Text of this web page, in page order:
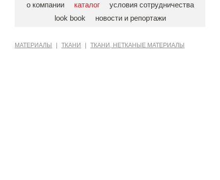
о компании каталог
условия сотрудничества
look book
новости и репортажи
МАТЕРИАЛЫ ТКАНИ ТКАНИ, НЕТКАНЫЕ МАТЕРИАЛЫ